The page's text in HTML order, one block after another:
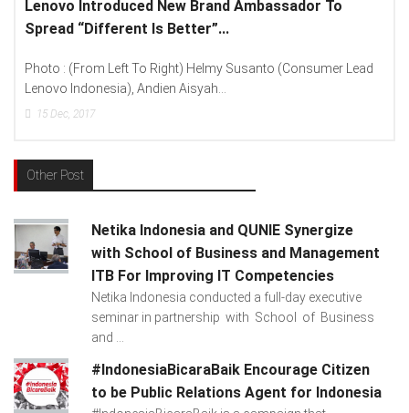
Lenovo Introduced New Brand Ambassador To
Spread “Different Is Better”...
Photo : (From Left To Right) Helmy Susanto (Consumer Lead
Lenovo Indonesia), Andien Aisyah...
15 Dec, 2017
Other Post
Netika Indonesia and QUNIE Synergize
with School of Business and Management
ITB For Improving IT Competencies
Netika Indonesia conducted a full-day executive
seminar in partnership with School of Business
and ...
#IndonesiaBicaraBaik Encourage Citizen
to be Public Relations Agent for Indonesia